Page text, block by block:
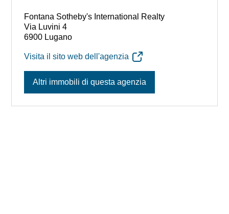
Fontana Sotheby's International Realty
Via Luvini 4
6900 Lugano
Visita il sito web dell'agenzia
Altri immobili di questa agenzia